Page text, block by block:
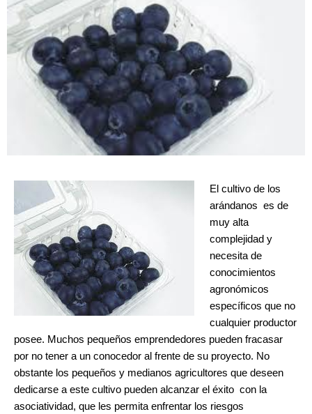
El cultivo de los
arándanos es de
muy alta
complejidad y
necesita de
conocimientos
agronómicos
específicos que no
cualquier productor
posee. Muchos pequeños emprendedores pueden fracasar
por no tener a un conocedor al frente de su proyecto. No
obstante los pequeños y medianos agricultores que deseen
dedicarse a este cultivo pueden alcanzar el éxito con la
asociatividad, que les permita enfrentar los riesgos